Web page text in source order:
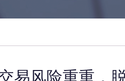
易风险重重，